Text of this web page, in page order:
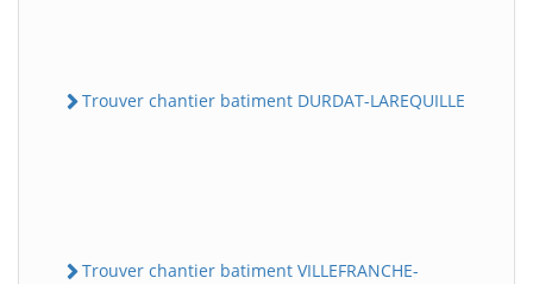
Trouver chantier batiment DURDAT-LAREQUILLE
Trouver chantier batiment VILLEFRANCHE-